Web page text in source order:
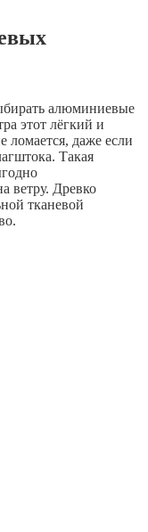
алюминиевые
этот лёгкий и
ломается, даже если
Такая
ветру. Древко
тканевой